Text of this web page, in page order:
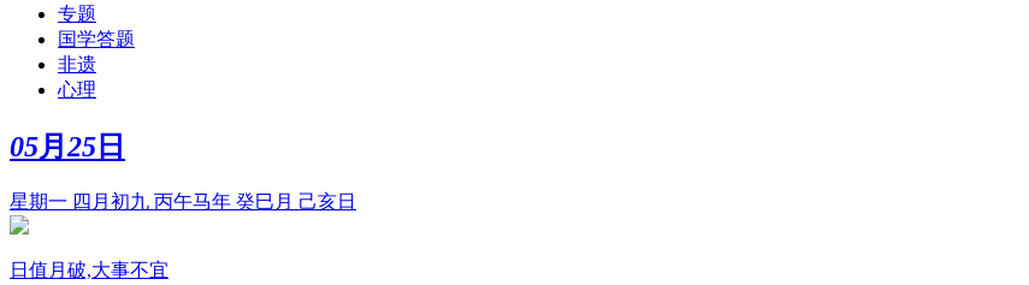
专题
国学答题
非遗
心理
05月 25 日
星期一 四月初九 丙午马年 癸巳月 己亥日
日值月破,大事不宜